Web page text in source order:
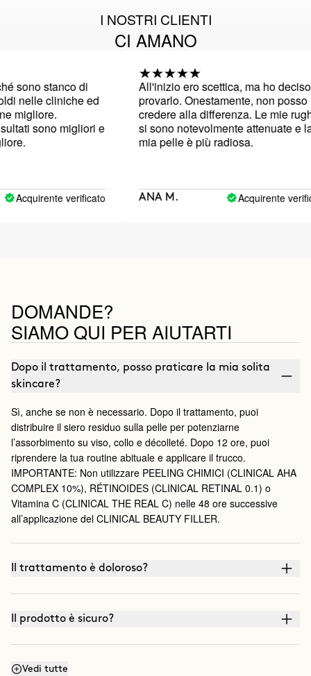
I NOSTRI CLIENTI
CI AMANO
stanco di
cliniche ed
migliori e
verificato
All'inizio ero scettica, ma ho deciso di
provarlo. Onestamente, non posso
credere alla differenza. Le mie rughe
si sono notevolmente attenuate e la
mia pelle è più radiosa.
ANA M. Acquirente verificato
DOMANDE?
SIAMO QUI PER AIUTARTI
Dopo il trattamento, posso praticare la mia solita
skincare?
Sì, anche se non è necessario. Dopo il trattamento, puoi
distribuire il siero residuo sulla pelle per potenziarne
l’assorbimento su viso, collo e décolleté. Dopo 12 ore, puoi
riprendere la tua routine abituale e applicare il trucco.
IMPORTANTE: Non utilizzare PEELING CHIMICI (CLINICAL AHA
COMPLEX 10%), RÉTINOIDES (CLINICAL RETINAL 0.1) o
Vitamina C (CLINICAL THE REAL C) nelle 48 ore successive
all’applicazione del CLINICAL BEAUTY FILLER.
Il trattamento è doloroso?
Il prodotto è sicuro?
Qual è la differenza tra CLINICAL BEAUTY FILLER e
Vedi tutte